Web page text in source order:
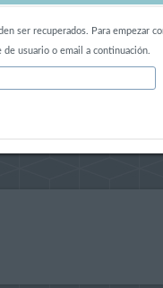
ser recuperados. Para empezar
usuario o email a continuación.